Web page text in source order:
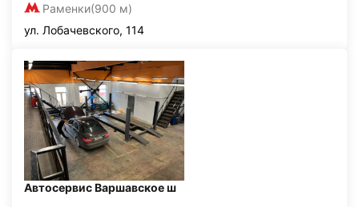
Раменки(900 м)
ул. Лобачевского, 114
Автосервис Варшавское ш